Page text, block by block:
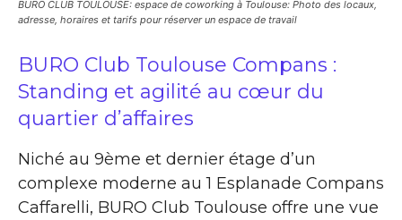
BURO CLUB TOULOUSE: espace de coworking à Toulouse: Photo des locaux,
adresse, horaires et tarifs pour réserver un espace de travail
BURO Club Toulouse Compans :
Standing et agilité au cœur du
quartier d’affaires
Niché au 9ème et dernier étage d’un
complexe moderne au 1 Esplanade Compans
Caffarelli, BURO Club Toulouse offre une vue